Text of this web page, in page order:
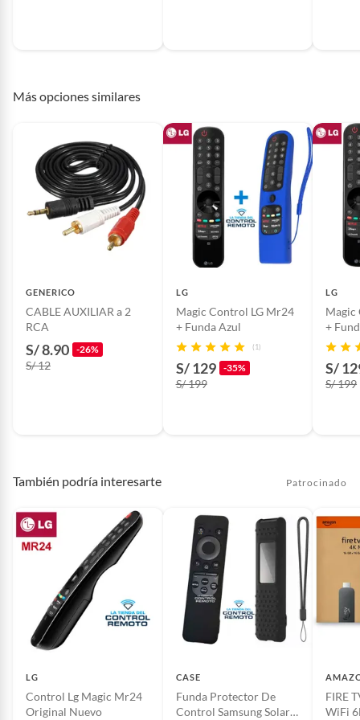
Más opciones similares
GENERICO
CABLE AUXILIAR a 2
RCA
S/ 8.90 -26%
S/ 12
LG
Magic Control LG Mr24
+ Funda Azul
(1)
S/ 129 -35%
S/ 199
LG
Magic
+
S/
S/ 199
También podría interesarte Patrocinado
LG
Control Lg Magic Mr24
Original Nuevo
CASE
Funda Protector De
Control Samsung Solar
FIRE
WiFi